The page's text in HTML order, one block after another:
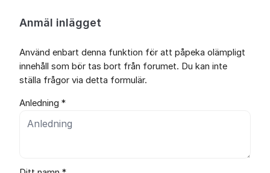
Anmäl inlägget
Använd enbart denna funktion för att påpeka olämpligt
innehåll som bör tas bort från forumet. Du kan inte
ställa frågor via detta formulär.
Anledning *